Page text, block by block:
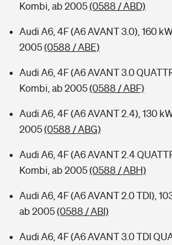
Kombi, ab 2005(0588 / ABD)
Audi A6, 4F (A6 AVANT 3.0), 160
2005(0588 / ABE)
Audi A6, 4F (A6 AVANT 3.0
Kombi, ab 2005(0588 / ABF)
Audi A6, 4F (A6 AVANT 2.4), 130
2005(0588 / ABG)
Audi A6, 4F (A6 AVANT 2.4
Kombi, ab 2005(0588 / ABH)
Audi A6, 4F (A6 AVANT 2.0 TDI),
ab 2005(0588 / ABI)
Audi A6, 4F (A6 AVANT 3.0 TDI